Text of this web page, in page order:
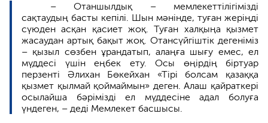
– Отаншылдық – мемлекеттілігімізді
сақтаудың басты кепілі. Шын мәнінде, туған жеріңді
сүюден асқан қасиет жоқ. Туған халқыңа қызмет
жасаудан артық бақыт жоқ. Отансүйгіштік дегеніміз
– қызыл сөзбен ұрандатып, алаңға шығу емес, ел
мүддесі үшін еңбек ету. Осы өңірдің біртуар
перзенті Әлихан Бөкейхан «Тірі болсам қазаққа
қызмет қылмай қоймаймын» деген. Алаш қайраткері
осылайша бәрімізді ел мүддесіне адал болуға
үндеген, – деді Мемлекет басшысы.